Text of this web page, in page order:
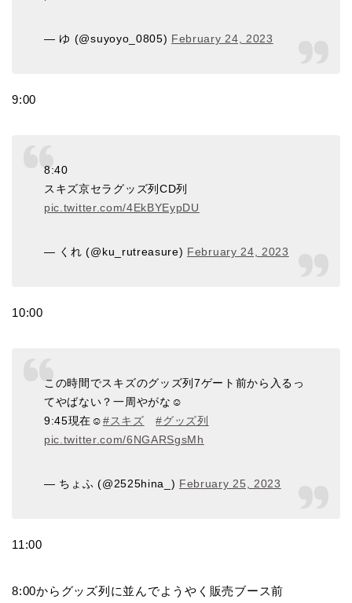
— ゆ (@suyoyo_0805) February 24, 2023
9:00
8:40
スキズ京セラグッズ列CD列
pic.twitter.com/4EkBYEypDU
— くれ (@ku_rutreasure) February 24, 2023
10:00
この時間でスキズのグッズ列7ゲート前から入るっ
てやばない？一周やがな☺️
9:45現在☺️ #スキズ
#グッズ列
pic.twitter.com/6NGARSgsMh
— ちょふ (@2525hina_) February 25, 2023
11:00
8:00からグッズ列に並んでようやく販売ブース前